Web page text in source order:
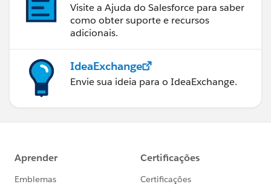
Visite a Ajuda do Salesforce para saber
como obter suporte e recursos
adicionais.
IdeaExchange
Envie sua ideia para o IdeaExchange.